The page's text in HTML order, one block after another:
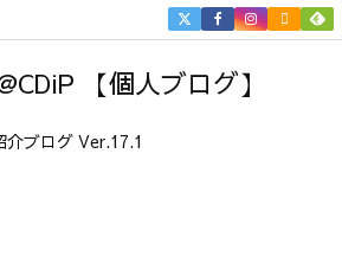
【個人ブログ】
ブログ Ver.17.1

